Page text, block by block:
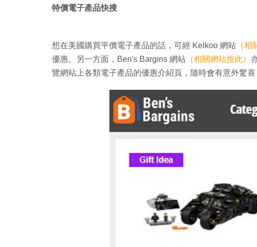
特價電子產品快搜
想在美國購買平價電子產品的話，可經 Kelkoo 網站 （相
優惠。另一方面，Ben's Bargins 網站 （相關網站按此）
覽網站上各類電子產品的優惠介紹頁，隨時會有意外驚喜